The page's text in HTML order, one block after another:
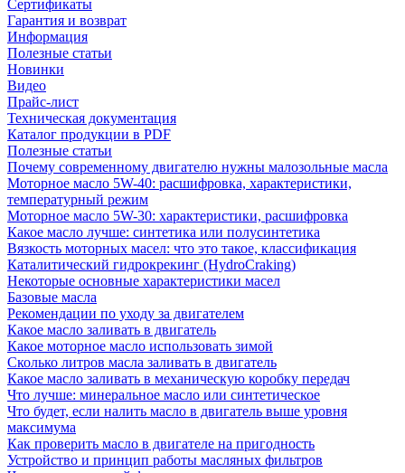
Сертификаты
Гарантия и возврат
Информация
Полезные статьи
Новинки
Видео
Прайс-лист
Техническая документация
Каталог продукции в PDF
Полезные статьи
Почему современному двигателю нужны малозольные масла
Моторное масло 5W-40: расшифровка, характеристики,
температурный режим
Моторное масло 5W-30: характеристики, расшифровка
Какое масло лучше: синтетика или полусинтетика
Вязкость моторных масел: что это такое, классификация
Каталитический гидрокрекинг (НydroСraking)
Некоторые основные характеристики масел
Базовые масла
Рекомендации по уходу за двигателем
Какое масло заливать в двигатель
Какое моторное масло использовать зимой
Сколько литров масла заливать в двигатель
Какое масло заливать в механическую коробку передач
Что лучше: минеральное масло или синтетическое
Что будет, если налить масло в двигатель выше уровня
максимума
Как проверить масло в двигателе на пригодность
Устройство и принцип работы масляных фильтров